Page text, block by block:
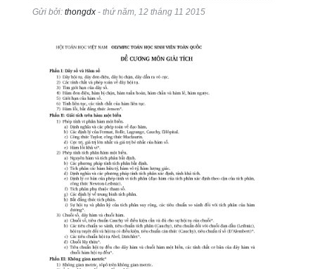
Gửi bởi:thongdx - thứ năm, 12 tháng 11 2015